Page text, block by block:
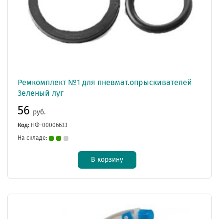
Ремкомплект №1 для пневмат.опрыскивателей
Зеленый луг
56 руб.
Код: НФ-00006633
На складе:
В корзину